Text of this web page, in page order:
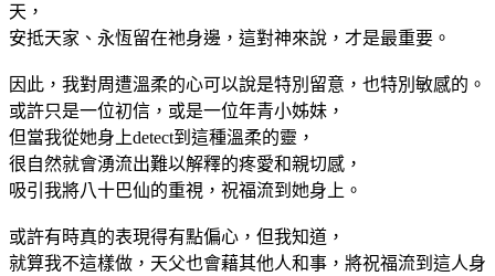
天，
安抵天家、永恆留在祂身邊，這對神來說，才是最重要。
因此，我對周遭溫柔的心可以說是特別留意，也特別敏感的。
或許只是一位初信，或是一位年青小姊妹，
但當我從她身上detect到這種溫柔的靈，
很自然就會湧流出難以解釋的疼愛和親切感，
吸引我將八十巴仙的重視，祝福流到她身上。
或許有時真的表現得有點偏心，但我知道，
就算我不這樣做，天父也會藉其他人和事，將祝福流到這人身